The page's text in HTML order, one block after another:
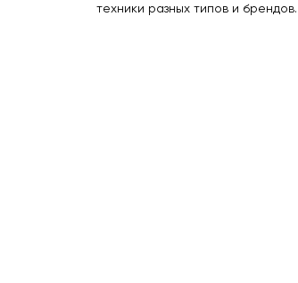
техники разных типов и брендов.